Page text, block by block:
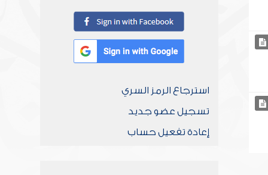
استرجاع الرمز السري
تسجيل عضو جديد
إعادة تفعيل حساب